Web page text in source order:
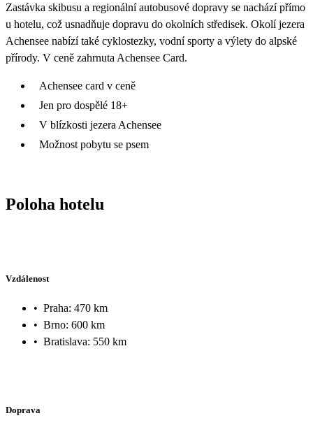
Zastávka skibusu a regionální autobusové dopravy se nachází přímo
u hotelu, což usnadňuje dopravu do okolních středisek. Okolí jezera
Achensee nabízí také cyklostezky, vodní sporty a výlety do alpské
přírody. V ceně zahrnuta Achensee Card.
Achensee card v ceně
Jen pro dospělé 18+
V blízkosti jezera Achensee
Možnost pobytu se psem
Poloha hotelu
Vzdálenost
• Praha: 470 km
• Brno: 600 km
• Bratislava: 550 km
Doprava